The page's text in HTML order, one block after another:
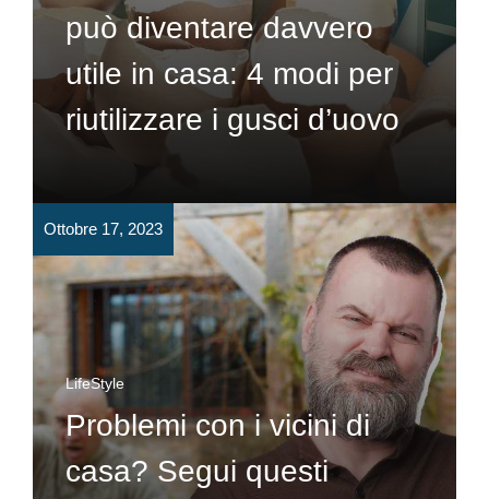
può diventare davvero
utile in casa: 4 modi per
riutilizzare i gusci d’uovo
Ottobre 17, 2023
LifeStyle
Problemi con i vicini di
casa? Segui questi